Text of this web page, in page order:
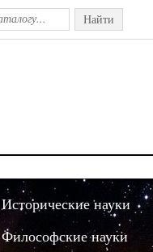
Найти
Исторические науки
Философские науки